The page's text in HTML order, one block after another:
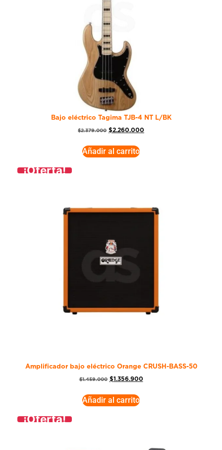
Bajo eléctrico Tagima TJB-4 NT L/BK
$2.379.000 $2.260.000
Añadir al carrito
¡Oferta!
Amplificador bajo eléctrico Orange CRUSH-BASS-50
$1.459.000 $1.356.900
Añadir al carrito
¡Oferta!